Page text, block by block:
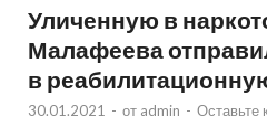
Уличенную в
Малафеева
в
30.01.2021 - от admin - Оставьте